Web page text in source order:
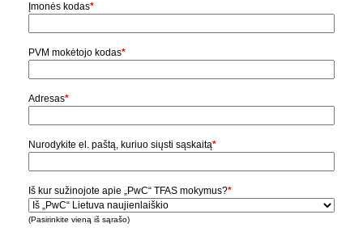
Įmonės kodas*
PVM mokėtojo kodas*
Adresas*
Nurodykite el. paštą, kuriuo siųsti sąskaitą*
Iš kur sužinojote apie „PwC“ TFAS mokymus?*
(Pasirinkite vieną iš sąrašo)